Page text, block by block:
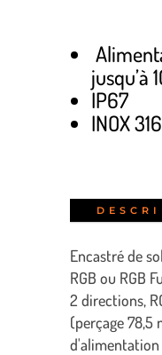
jusqu’à
IP67
INOX
Encastré de
RGB ou RGB
2 directions,
(perçage 78,5
d'alimentation